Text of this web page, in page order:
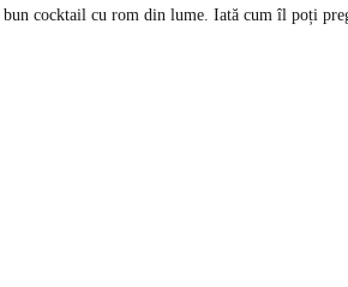
cocktail cu rom din lume. Iată cum îl poți